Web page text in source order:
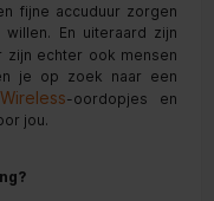
fijne accuduur zorgen
En uiteraard zijn
zijn echter ook mensen
je op zoek naar een
-oordopjes en
jou.